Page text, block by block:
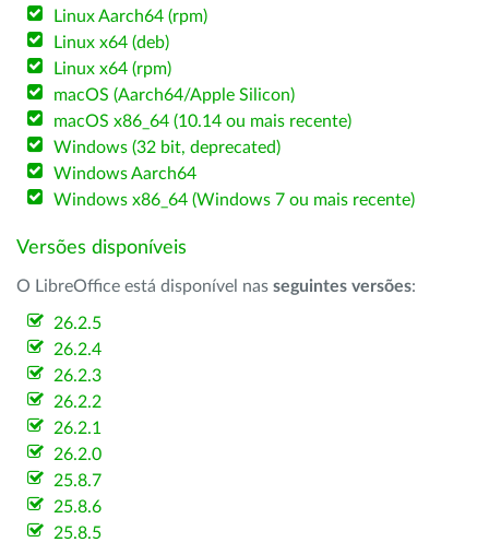
Linux Aarch64 (rpm)
Linux x64 (deb)
Linux x64 (rpm)
macOS (Aarch64/Apple Silicon)
macOS x86_64 (10.14 ou mais recente)
Windows (32 bit, deprecated)
Windows Aarch64
Windows x86_64 (Windows 7 ou mais recente)
Versões disponíveis
O LibreOffice está disponível nas seguintes versões:
26.2.5
26.2.4
26.2.3
26.2.2
26.2.1
26.2.0
25.8.7
25.8.6
25.8.5